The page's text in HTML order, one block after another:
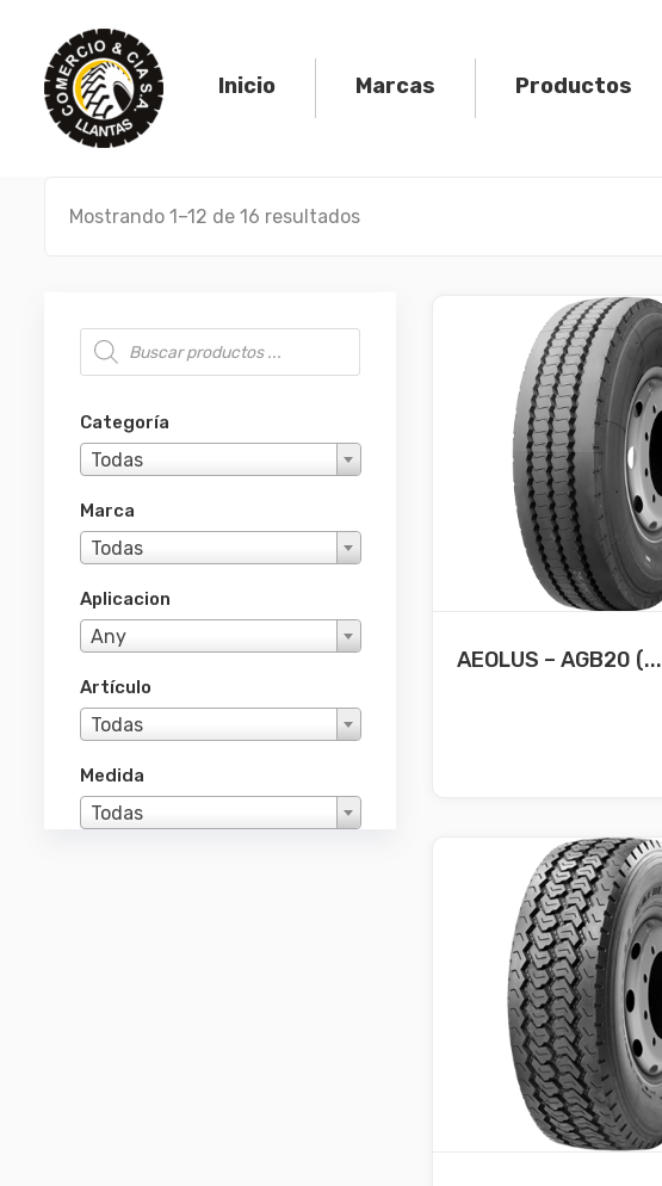
content
Inicio Marcas Productos
Mostrando 1–12 de 16 resultados
Búsqueda de productos
Categoría
Todas
Marca
Todas
Aplicacion
Any
Artículo
Todas
Medida
Todas
AEOLUS – AGB20 (...